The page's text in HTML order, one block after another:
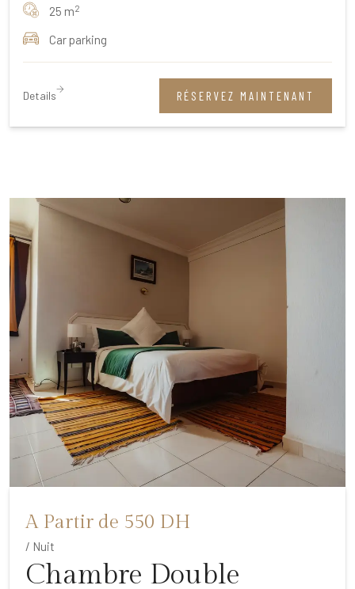
25 m2
Car parking
Details RÉSERVEZ MAINTENANT
A Partir de 550 DH
/ Nuit
Chambre Double